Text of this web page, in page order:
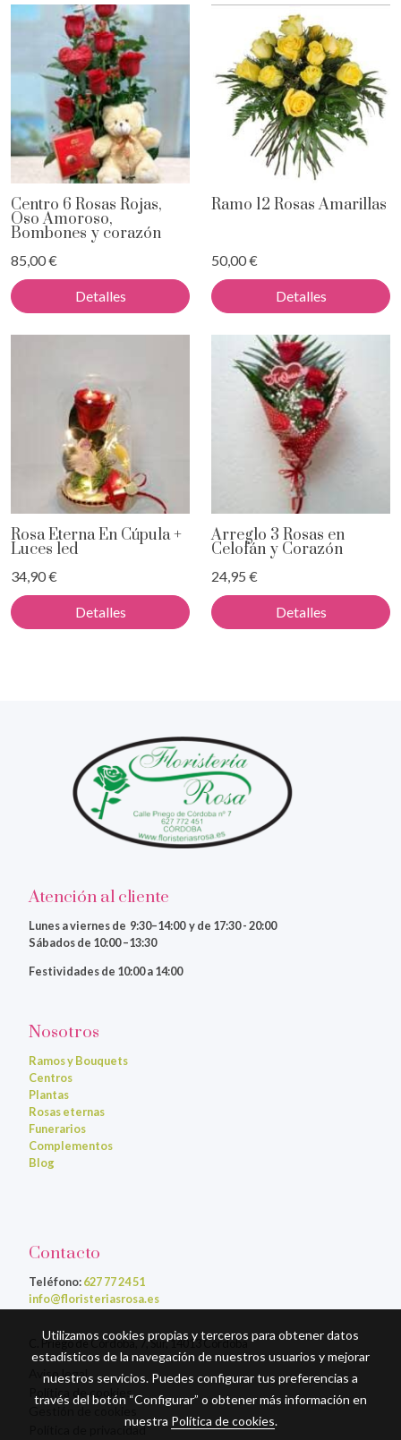
Centro 6 Rosas Rojas,
Oso Amoroso,
Bombones y corazón
85,00 €
Detalles
Ramo 12 Rosas Amarillas
50,00 €
Detalles
Rosa Eterna En Cúpula +
Luces led
34,90 €
Detalles
Arreglo 3 Rosas en
Celofán y Corazón
24,95 €
Detalles
Atención al cliente
Lunes a viernesde 9:30–14:00 y de 17:30 - 20:00
Sábados de 10:00 –13:30
Festividades de 10:00 a 14:00
Nosotros
Ramos y Bouquets
Centros
Plantas
Rosas eternas
Funerarios
Complementos
Blog
Contacto
Teléfono:627 77 24 51
info@floristeriasrosa.es
C. Priego de Córdoba, 7, Sur, 14013 Córdoba
Aviso legal
Política de cookies
Política de privacidad
Utilizamos cookies propias y terceros para obtener datos
estadísticos de la navegación de nuestros usuarios y mejorar
nuestros servicios. Puedes configurar tus preferencias a
través del botón “Configurar” o obtener más información en
nuestra Política de cookies.